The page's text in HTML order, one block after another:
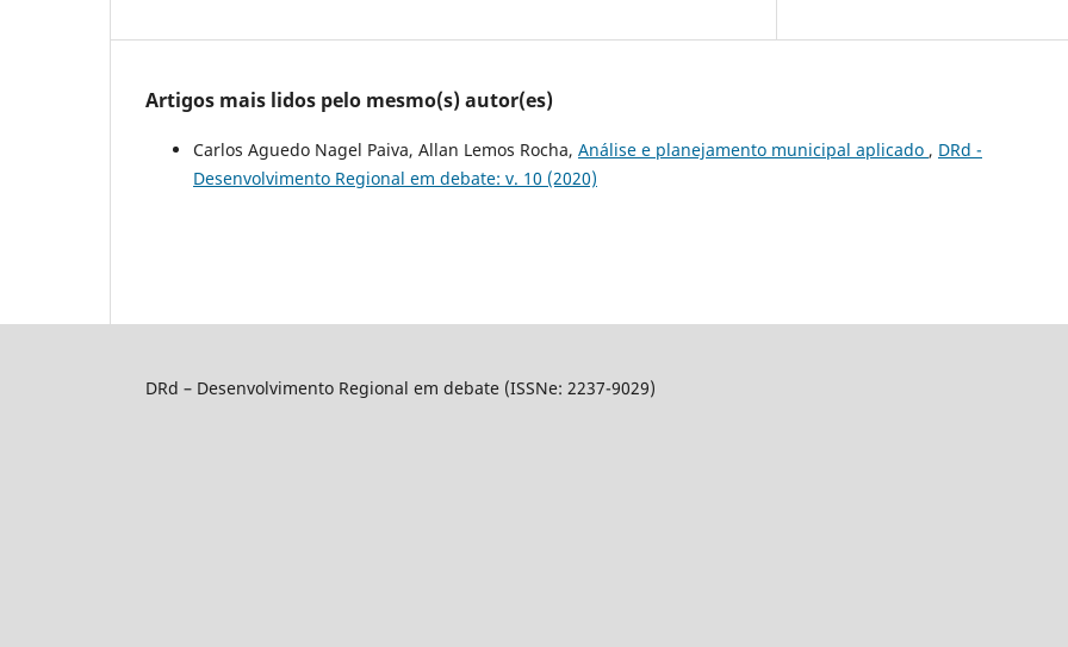
Artigos mais lidos pelo mesmo(s) autor(es)
Carlos Aguedo Nagel Paiva, Allan Lemos Rocha, Análise e planejamento municipal aplicado , DRd -
Desenvolvimento Regional em debate: v. 10 (2020)
DRd – Desenvolvimento Regional em debate (ISSNe: 2237-9029)